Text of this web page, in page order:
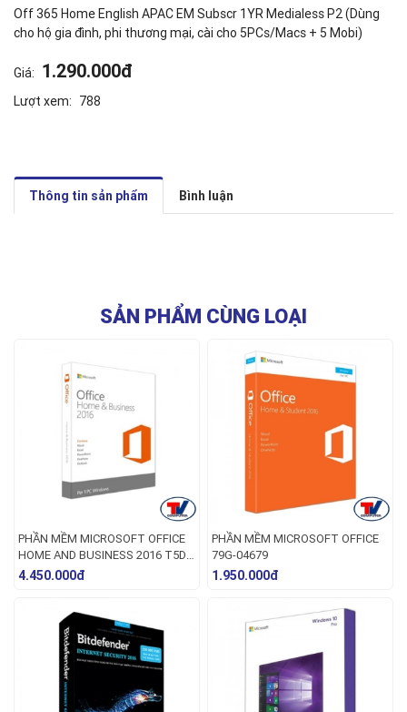
Off 365 Home English APAC EM Subscr 1YR Medialess P2 (Dùng
cho hộ gia đình, phi thương mại, cài cho 5PCs/Macs + 5 Mobi)
Giá: 1.290.000đ
Lượt xem: 788
Thông tin sản phẩm Bình luận
SẢN PHẨM CÙNG LOẠI
PHẦN MỀM MICROSOFT OFFICE
HOME AND BUSINESS 2016 T5D-
02695
4.450.000đ
PHẦN MỀM MICROSOFT OFFICE
79G-04679
1.950.000đ